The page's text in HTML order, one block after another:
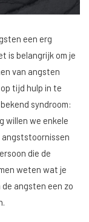
een erg
is belangrijk om je
van angsten
tijd hulp in te
syndroom:
willen we enkele
angststoornissen
die de
weten wat je
angsten een zo